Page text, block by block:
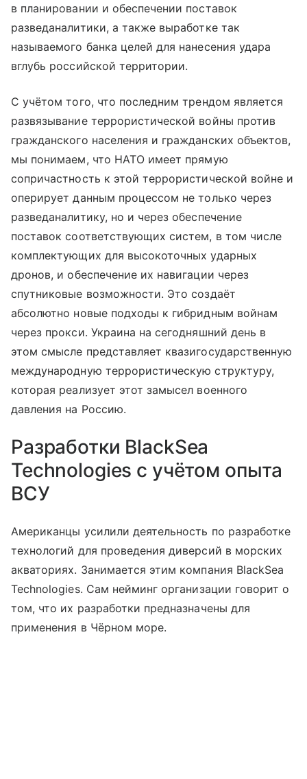
в планировании и обеспечении поставок
разведаналитики, а также выработке так
называемого банка целей для нанесения удара
вглубь российской территории.
С учётом того, что последним трендом является
развязывание террористической войны против
гражданского населения и гражданских объектов,
мы понимаем, что НАТО имеет прямую
сопричастность к этой террористической войне и
оперирует данным процессом не только через
разведаналитику, но и через обеспечение
поставок соответствующих систем, в том числе
комплектующих для высокоточных ударных
дронов, и обеспечение их навигации через
спутниковые возможности. Это создаёт
абсолютно новые подходы к гибридным войнам
через прокси. Украина на сегодняшний день в
этом смысле представляет квазигосударственную
международную террористическую структуру,
которая реализует этот замысел военного
давления на Россию.
Разработки BlackSea
Technologies с учётом опыта
ВСУ
Американцы усилили деятельность по разработке
технологий для проведения диверсий в морских
акваториях. Занимается этим компания BlackSea
Technologies. Сам нейминг организации говорит о
том, что их разработки предназначены для
применения в Чёрном море.